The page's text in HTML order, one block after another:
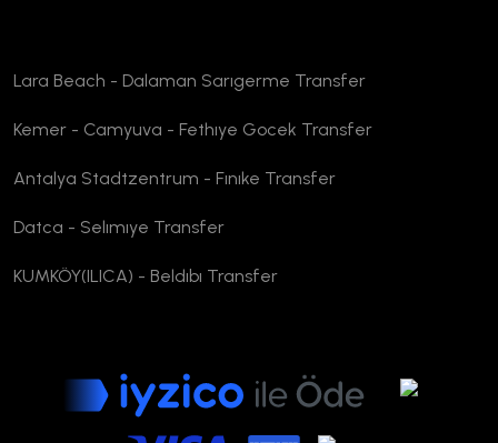
Lara Beach - Dalaman Sarıgerme Transfer
Kemer - Camyuva - Fethıye Gocek Transfer
Antalya Stadtzentrum - Fınıke Transfer
Datca - Selımıye Transfer
KUMKÖY(ILICA) - Beldıbı Transfer